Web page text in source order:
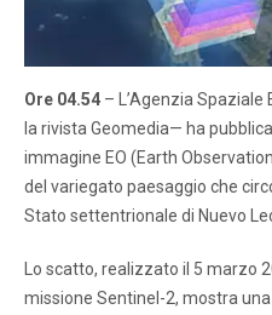
Ore 04.54 – L’Agenzia
la rivista Geomedia— ha
immagine EO (Earth
del variegato paesaggio che
Stato settentrionale di Nuevo
Lo scatto, realizzato il 5 marzo
missione Sentinel-2, mostra